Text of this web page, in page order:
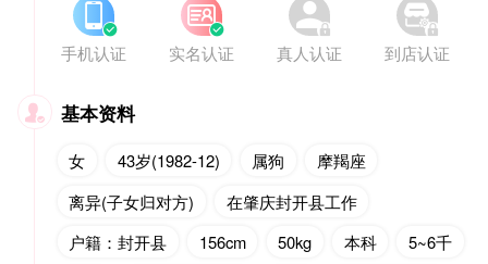


手机认证


实名认证


真人认证


到店认证
 基本资料
女 43岁(1982-12) 属狗
摩羯座
离异(子女归对方)
在肇庆封开县工作
户籍：封开县
156cm 50kg 本科
5~6千